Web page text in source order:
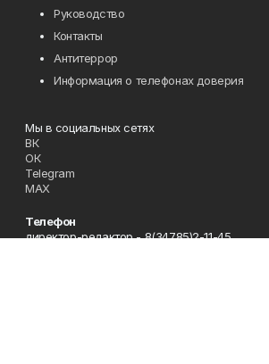
Руководство
Контакты
Антитеррор
Информация о телефонах доверия
Мы в социальных сетях
ВК
ОК
Telegram
MAX
Телефон
директор-редактор - 8(34785)2-11-45